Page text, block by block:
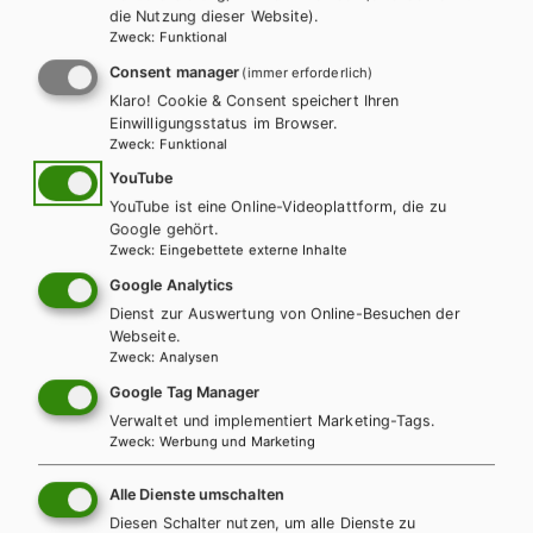
LEHRERSERVICE
Karin Ritz
+ 43 1 403 77 77 70
karin.ritz@hpt.at
LEHRERSERVICE
Elisabeth Gettinger
+ 43 1 403 77 77 164
elisabeth.gettinger@hpt.at
die Nutzung dieser Website).
Zweck: Funktional
Consent manager (immer erforderlich)
Klaro! Cookie & Consent speichert Ihren
Einwilligungsstatus im Browser.
Zweck: Funktional
YouTube
YouTube ist eine Online-Videoplattform, die zu
Google gehört.
Zweck: Eingebettete externe Inhalte
Google Analytics
Dienst zur Auswertung von Online-Besuchen der
Webseite.
Zweck: Analysen
Google Tag Manager
Verwaltet und implementiert Marketing-Tags.
Zweck: Werbung und Marketing
Alle Dienste umschalten
Diesen Schalter nutzen, um alle Dienste zu